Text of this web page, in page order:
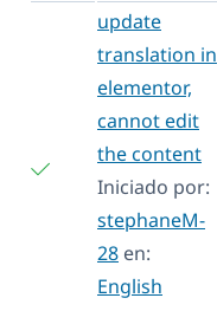
update
translation in
elementor,
cannot edit
the content
Iniciado por:
stephaneM-
28 en:
English